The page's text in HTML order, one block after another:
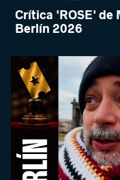
Crítica 'ROSE' de
Berlín 2026